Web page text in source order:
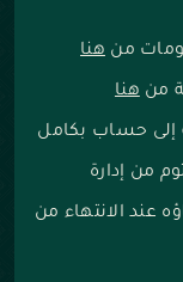
من هنا
من هنا
إلى حساب بكامل
من إدارة
عند الانتهاء من